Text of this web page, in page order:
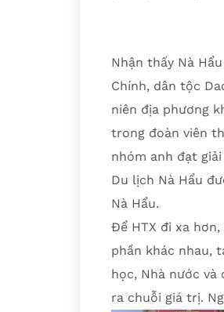
Nhận thấy Nà
Chính, dân tộc
niên địa phương
trong đoàn viên
nhóm anh đạt
Du lịch Nà Hẩu
Nà Hẩu.
Để HTX đi xa
phần khác nhau,
học, Nhà nước và
ra chuỗi giá trị.